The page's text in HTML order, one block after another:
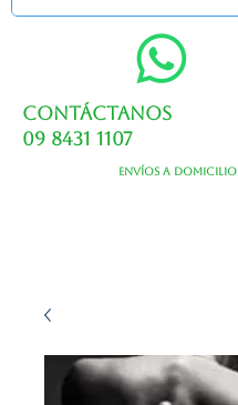
Contáctanos
09 8431 1107
Envíos a domicilio